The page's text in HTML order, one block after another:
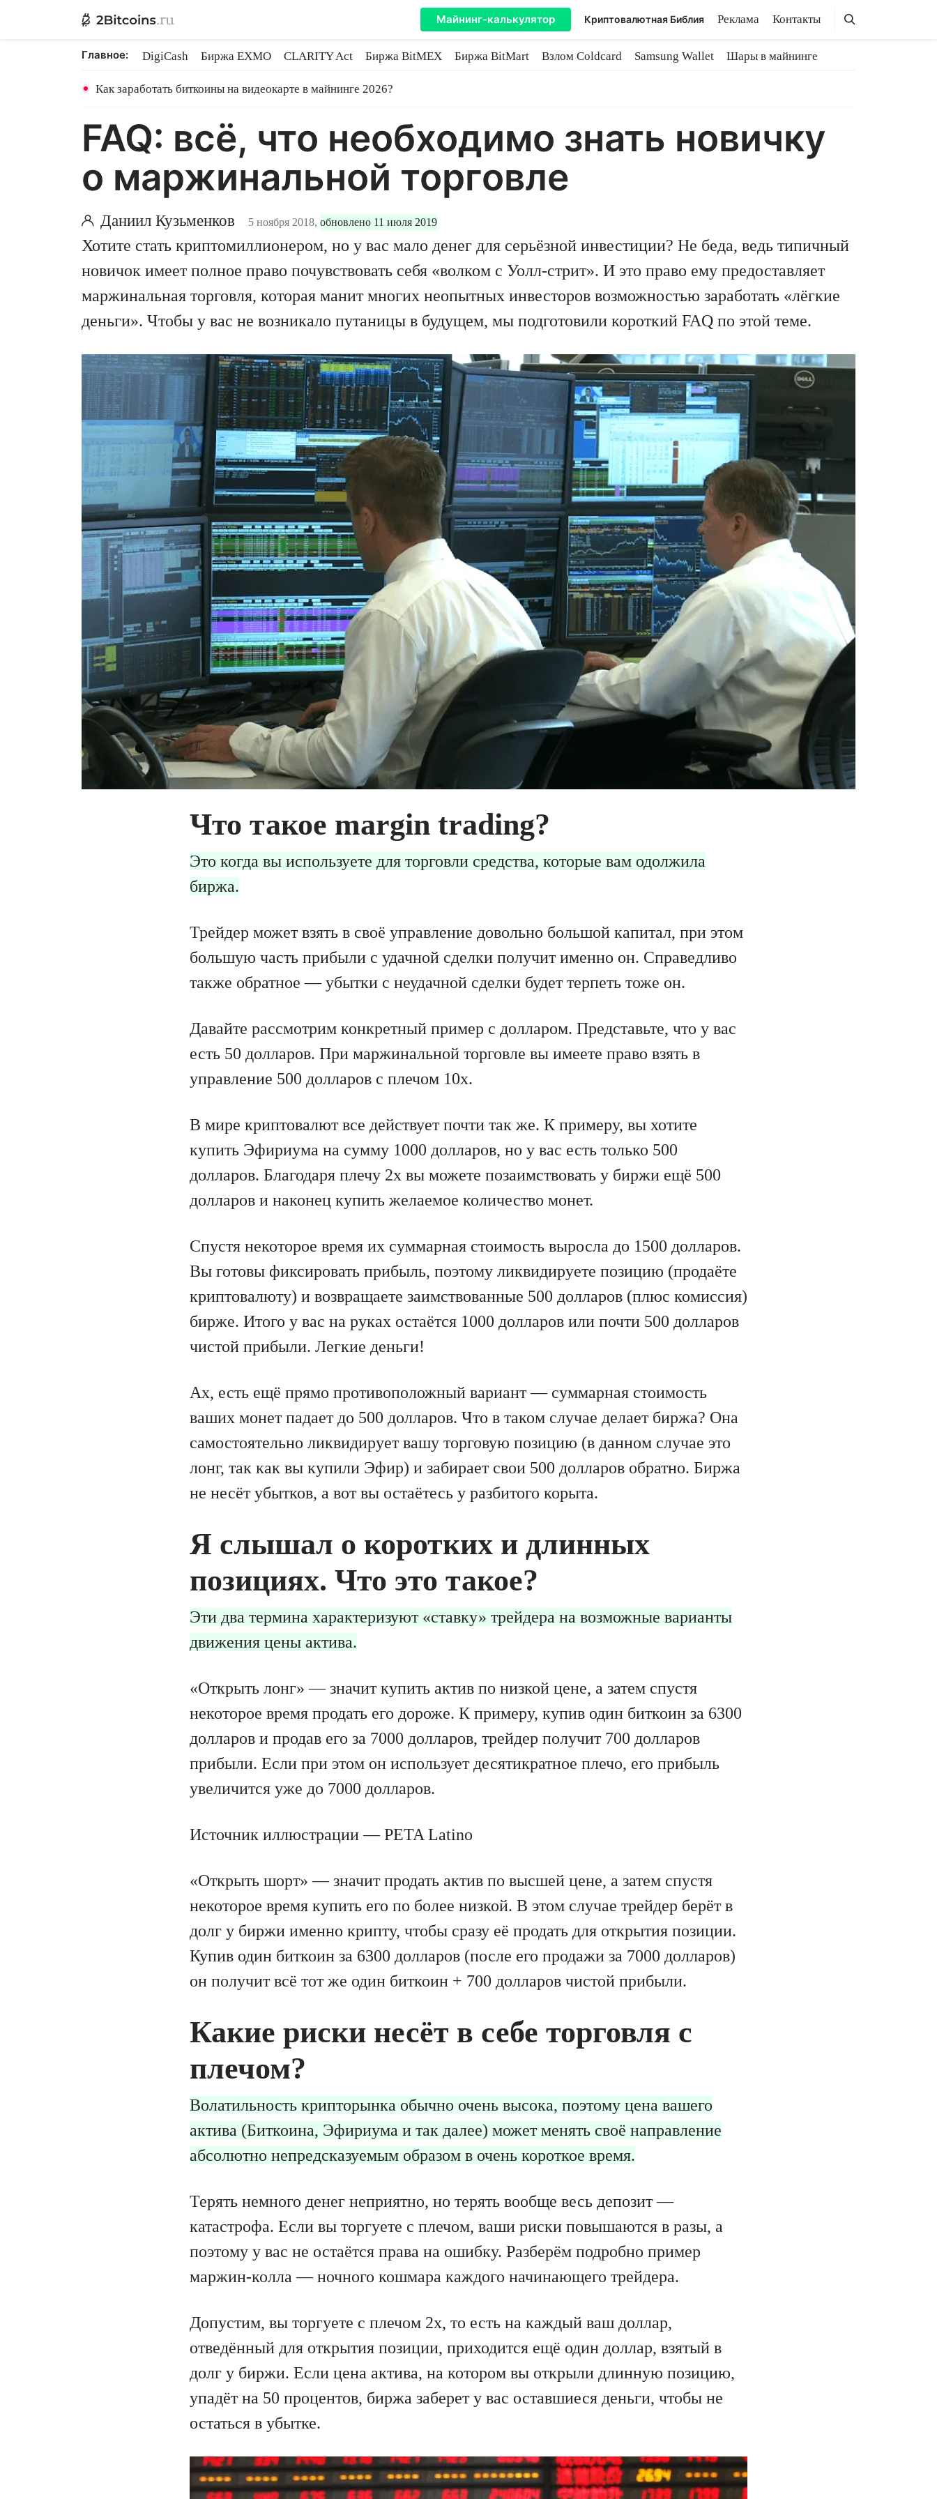
Майнинг-калькулятор Криптовалютная Библия Реклама Контакты Поиск
Поиск
Главное: DigiCash Биржа EXMO CLARITY Act Биржа BitMEX Биржа BitMart Взлом Coldcard Samsung Wallet
Шары в майнинге
Как заработать биткоины на видеокарте в майнинге 2026?
FAQ: всё, что необходимо знать новичку
о маржинальной торговле
Даниил Кузьменков 5 ноября 2018, обновлено 11 июля 2019
Хотите стать криптомиллионером, но у вас мало денег для серьёзной инвестиции? Не беда, ведь типичный
новичок имеет полное право почувствовать себя «волком с Уолл-стрит». И это право ему предоставляет
маржинальная торговля, которая манит многих неопытных инвесторов возможностью заработать «лёгкие
деньги». Чтобы у вас не возникало путаницы в будущем, мы подготовили короткий FAQ по этой теме.
Что такое margin trading?
Это когда вы используете для торговли средства, которые вам одолжила
биржа.
Трейдер может взять в своё управление довольно большой капитал, при этом
большую часть прибыли с удачной сделки получит именно он. Справедливо
также обратное — убытки с неудачной сделки будет терпеть тоже он.
Давайте рассмотрим конкретный пример с долларом. Представьте, что у вас
есть 50 долларов. При маржинальной торговле вы имеете право взять в
управление 500 долларов с плечом 10х.
В мире криптовалют все действует почти так же. К примеру, вы хотите
купить Эфириума на сумму 1000 долларов, но у вас есть только 500
долларов. Благодаря плечу 2х вы можете позаимствовать у биржи ещё 500
долларов и наконец купить желаемое количество монет.
Спустя некоторое время их суммарная стоимость выросла до 1500 долларов.
Вы готовы фиксировать прибыль, поэтому ликвидируете позицию (продаёте
криптовалюту) и возвращаете заимствованные 500 долларов (плюс комиссия)
бирже. Итого у вас на руках остаётся 1000 долларов или почти 500 долларов
чистой прибыли. Легкие деньги!
Ах, есть ещё прямо противоположный вариант — суммарная стоимость
ваших монет падает до 500 долларов. Что в таком случае делает биржа? Она
самостоятельно ликвидирует вашу торговую позицию (в данном случае это
лонг, так как вы купили Эфир) и забирает свои 500 долларов обратно. Биржа
не несёт убытков, а вот вы остаётесь у разбитого корыта.
Я слышал о коротких и длинных
позициях. Что это такое?
Эти два термина характеризуют «ставку» трейдера на возможные варианты
движения цены актива.
«Открыть лонг» — значит купить актив по низкой цене, а затем спустя
некоторое время продать его дороже. К примеру, купив один биткоин за 6300
долларов и продав его за 7000 долларов, трейдер получит 700 долларов
прибыли. Если при этом он использует десятикратное плечо, его прибыль
увеличится уже до 7000 долларов.
Источник иллюстрации — PETA Latino
«Открыть шорт» — значит продать актив по высшей цене, а затем спустя
некоторое время купить его по более низкой. В этом случае трейдер берёт в
долг у биржи именно крипту, чтобы сразу её продать для открытия позиции.
Купив один биткоин за 6300 долларов (после его продажи за 7000 долларов)
он получит всё тот же один биткоин + 700 долларов чистой прибыли.
Какие риски несёт в себе торговля с
плечом?
Волатильность крипторынка обычно очень высока, поэтому цена вашего
актива (Биткоина, Эфириума и так далее) может менять своё направление
абсолютно непредсказуемым образом в очень короткое время.
Терять немного денег неприятно, но терять вообще весь депозит —
катастрофа. Если вы торгуете с плечом, ваши риски повышаются в разы, а
поэтому у вас не остаётся права на ошибку. Разберём подробно пример
маржин-колла — ночного кошмара каждого начинающего трейдера.
Допустим, вы торгуете с плечом 2х, то есть на каждый ваш доллар,
отведённый для открытия позиции, приходится ещё один доллар, взятый в
долг у биржи. Если цена актива, на котором вы открыли длинную позицию,
упадёт на 50 процентов, биржа заберет у вас оставшиеся деньги, чтобы не
остаться в убытке.